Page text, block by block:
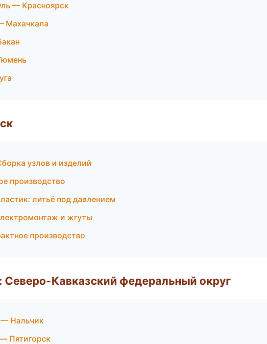
— Красноярск
Махачкала
узлов и изделий
производство
литьё под давлением
и жгуты
производство
Северо-Кавказский федеральный округ
— Нальчик
Пятигорск